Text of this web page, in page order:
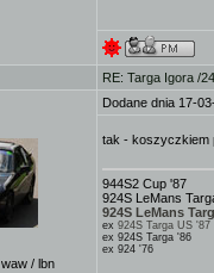
RE: Targa Igora /
waw / lbn
Dodane dnia 17-
tak - koszyczkiem
944S2 Cup '87
924S LeMans
924S LeMans
ex 924S Targa US '87
ex 924S Targa '86
ex 924 '76